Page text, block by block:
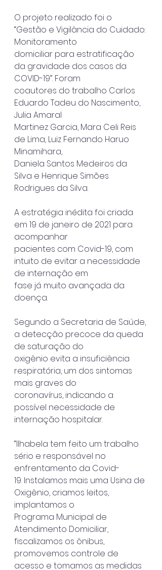
O projeto realizado foi o
“Gestão e Vigilância do Cuidado:
Monitoramento
domiciliar para estratificação
da gravidade dos casos da
COVID-19”. Foram
coautores do trabalho Carlos
Eduardo Tadeu do Nascimento,
Julia Amaral
Martinez Garcia, Mara Celi Reis
de Lima, Luiz Fernando Haruo
Minamihara,
Daniela Santos Medeiros da
Silva e Henrique Simões
Rodrigues da Silva.
A estratégia inédita foi criada
em 19 de janeiro de 2021 para
acompanhar
pacientes com Covid-19, com
intuito de evitar a necessidade
de internação em
fase já muito avançada da
doença.
Segundo a Secretaria de Saúde,
a detecção precoce da queda
de saturação do
oxigênio evita a insuficiência
respiratória, um dos sintomas
mais graves do
coronavírus, indicando a
possível necessidade de
internação hospitalar.
“Ilhabela tem feito um trabalho
sério e responsável no
enfrentamento da Covid-
19. Instalamos mais uma Usina de
Oxigênio, criamos leitos,
implantamos o
Programa Municipal de
Atendimento Domiciliar,
fiscalizamos os ônibus,
promovemos controle de
acesso e tomamos as medidas